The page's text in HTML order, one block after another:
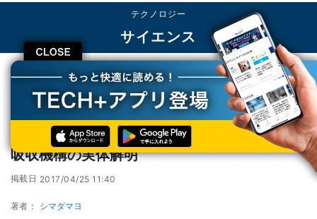
CLOSE
テクノロジー
サイエンス
TECH+ テクノロジー
サイエンス
京都大学、細菌によるコンドロイチン分解・吸収機構の実体解明
京都大学、細菌によるコンドロイチン分解・
吸収機構の実体解明
掲載日 2017/04/25 11:40
著者： シマダマヨ